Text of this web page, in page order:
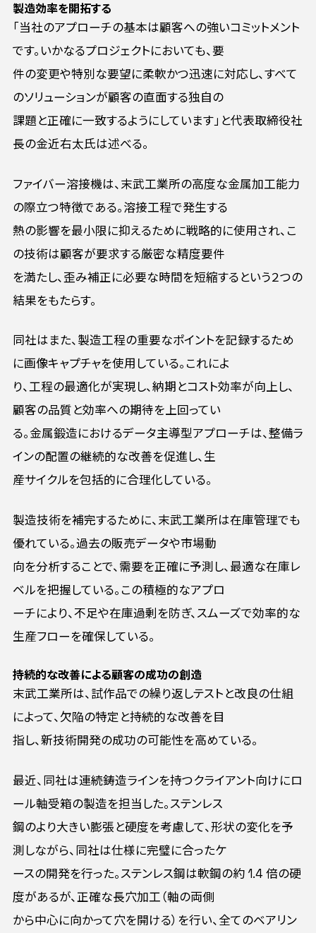
製造効率を開拓する
「当社のアプローチの基本は顧客への強いコミットメント
です。いかなるプロジェクトにおいても、要
件の変更や特別な要望に柔軟かつ迅速に対応し、すべて
のソリューションが顧客の直面する独自の
課題と正確に一致するようにしています」と代表取締役社
長の金近右太氏は述べる。
ファイバー溶接機は、末武工業所の高度な金属加工能力
の際立つ特徴である。溶接工程で発生する
熱の影響を最小限に抑えるために戦略的に使用され、こ
の技術は顧客が要求する厳密な精度要件
を満たし、歪み補正に必要な時間を短縮するという２つの
結果をもたらす。
同社はまた、製造工程の重要なポイントを記録するため
に画像キャプチャを使用している。これによ
り、工程の最適化が実現し、納期とコスト効率が向上し、
顧客の品質と効率への期待を上回ってい
る。金属鍛造におけるデータ主導型アプローチは、整備ラ
インの配置の継続的な改善を促進し、生
産サイクルを包括的に合理化している。
製造技術を補完するために、末武工業所は在庫管理でも
優れている。過去の販売データや市場動
向を分析することで、需要を正確に予測し、最適な在庫レ
ベルを把握している。この積極的なアプロ
ーチにより、不足や在庫過剰を防ぎ、スムーズで効率的な
生産フローを確保している。
持続的な改善による顧客の成功の創造
末武工業所は、試作品での繰り返しテストと改良の仕組
によって、欠陥の特定と持続的な改善を目
指し、新技術開発の成功の可能性を高めている。
最近、同社は連続鋳造ラインを持つクライアント向けにロ
ール軸受箱の製造を担当した。ステンレス
鋼のより大きい膨張と硬度を考慮して、形状の変化を予
測しながら、同社は仕様に完璧に合ったケ
ースの開発を行った。ステンレス鋼は軟鋼の約 1.4 倍の硬
度があるが、正確な長穴加工（軸の両側
から中心に向かって穴を開ける）を行い、全てのベアリン